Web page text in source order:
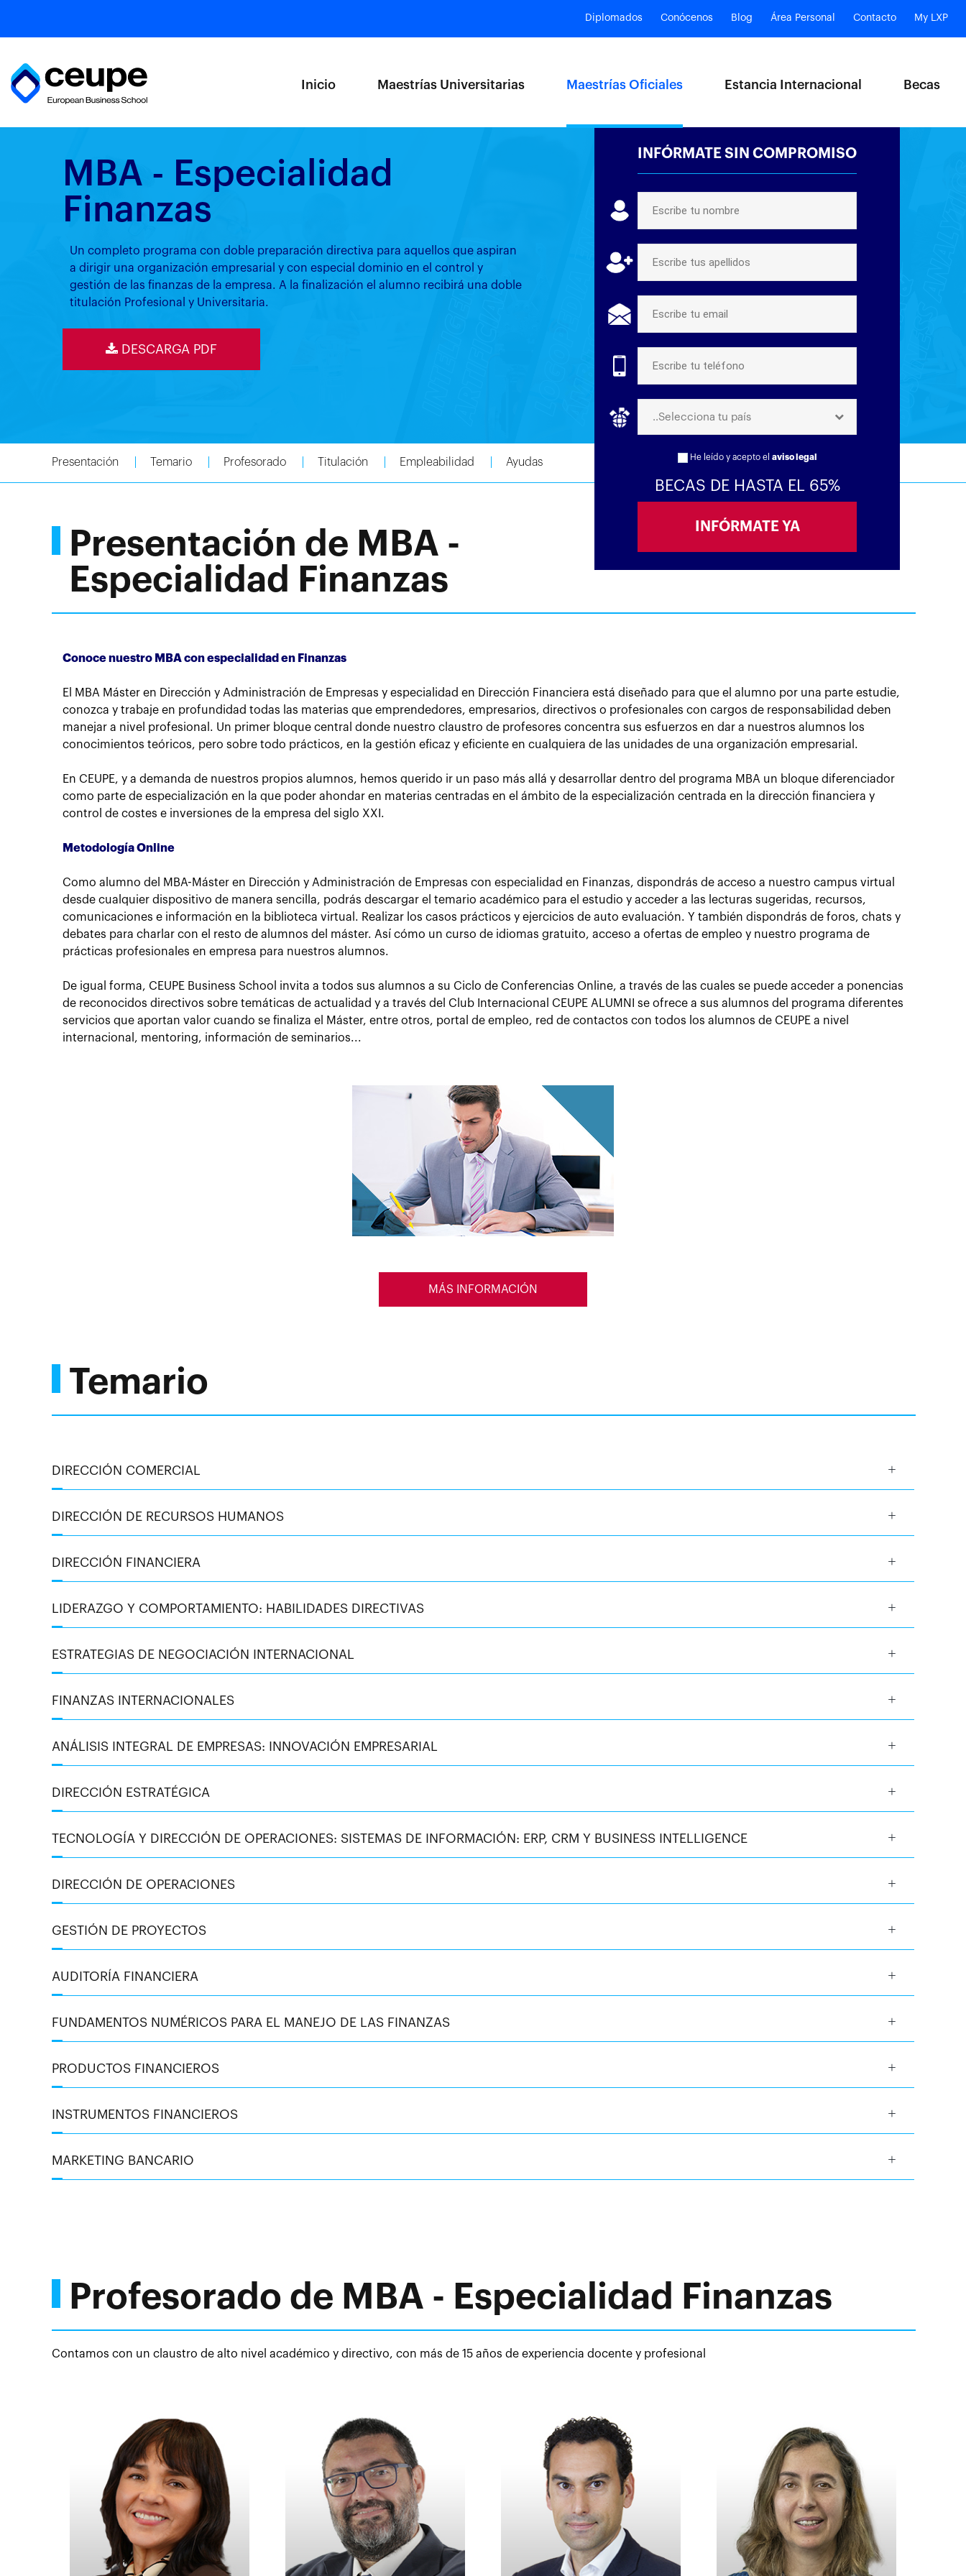
Diplomados Conócenos Blog Área Personal Contacto My LXP
Inicio Maestrías Universitarias Maestrías Oficiales Estancia Internacional Becas
MBA - Especialidad
Finanzas
Un completo programa con doble preparación directiva para aquellos que aspiran
a dirigir una organización empresarial y con especial dominio en el control y
gestión de las finanzas de la empresa. A la finalización el alumno recibirá una doble
titulación Profesional y Universitaria.
DESCARGA PDF
INFÓRMATE SIN COMPROMISO
..Selecciona tu país
He leído y acepto el aviso legal
BECAS DE HASTA EL 65%
Presentación Temario Profesorado Titulación Empleabilidad Ayudas
Presentación de MBA -
Especialidad Finanzas
Conoce nuestro MBA con especialidad en Finanzas
El MBA Máster en Dirección y Administración de Empresas y especialidad en Dirección Financiera está diseñado para que el alumno por una parte estudie,
conozca y trabaje en profundidad todas las materias que emprendedores, empresarios, directivos o profesionales con cargos de responsabilidad deben
manejar a nivel profesional. Un primer bloque central donde nuestro claustro de profesores concentra sus esfuerzos en dar a nuestros alumnos los
conocimientos teóricos, pero sobre todo prácticos, en la gestión eficaz y eficiente en cualquiera de las unidades de una organización empresarial.
En CEUPE, y a demanda de nuestros propios alumnos, hemos querido ir un paso más allá y desarrollar dentro del programa MBA un bloque diferenciador
como parte de especialización en la que poder ahondar en materias centradas en el ámbito de la especialización centrada en la dirección financiera y
control de costes e inversiones de la empresa del siglo XXI.
Metodología Online
Como alumno del MBA-Máster en Dirección y Administración de Empresas con especialidad en Finanzas, dispondrás de acceso a nuestro campus virtual
desde cualquier dispositivo de manera sencilla, podrás descargar el temario académico para el estudio y acceder a las lecturas sugeridas, recursos,
comunicaciones e información en la biblioteca virtual. Realizar los casos prácticos y ejercicios de auto evaluación. Y también dispondrás de foros, chats y
debates para charlar con el resto de alumnos del máster. Así cómo un curso de idiomas gratuito, acceso a ofertas de empleo y nuestro programa de
prácticas profesionales en empresa para nuestros alumnos.
De igual forma, CEUPE Business School invita a todos sus alumnos a su Ciclo de Conferencias Online, a través de las cuales se puede acceder a ponencias
de reconocidos directivos sobre temáticas de actualidad y a través del Club Internacional CEUPE ALUMNI se ofrece a sus alumnos del programa diferentes
servicios que aportan valor cuando se finaliza el Máster, entre otros, portal de empleo, red de contactos con todos los alumnos de CEUPE a nivel
internacional, mentoring, información de seminarios...
MÁS INFORMACIÓN
Temario
DIRECCIÓN COMERCIAL
DIRECCIÓN DE RECURSOS HUMANOS
DIRECCIÓN FINANCIERA
LIDERAZGO Y COMPORTAMIENTO: HABILIDADES DIRECTIVAS
ESTRATEGIAS DE NEGOCIACIÓN INTERNACIONAL
FINANZAS INTERNACIONALES
ANÁLISIS INTEGRAL DE EMPRESAS: INNOVACIÓN EMPRESARIAL
DIRECCIÓN ESTRATÉGICA
TECNOLOGÍA Y DIRECCIÓN DE OPERACIONES: SISTEMAS DE INFORMACIÓN: ERP, CRM Y BUSINESS INTELLIGENCE
DIRECCIÓN DE OPERACIONES
GESTIÓN DE PROYECTOS
AUDITORÍA FINANCIERA
FUNDAMENTOS NUMÉRICOS PARA EL MANEJO DE LAS FINANZAS
PRODUCTOS FINANCIEROS
INSTRUMENTOS FINANCIEROS
MARKETING BANCARIO
Profesorado de MBA - Especialidad Finanzas
Contamos con un claustro de alto nivel académico y directivo, con más de 15 años de experiencia docente y profesional